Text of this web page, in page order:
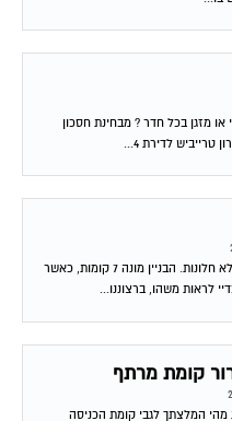
מרכזי או מזגן בכל חדר ? מבחינת חסכון
לראות משהו, ברצוננו...
קומת מרתף
המלצתך לגבי קומת הכניסה
בחדר הממ"ד ,